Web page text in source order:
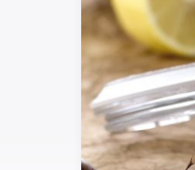
Gateaux et patisserie
Dernieres recettes
IT Website